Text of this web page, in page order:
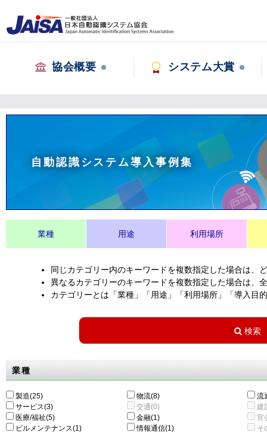
協会概要 システム大賞
自動認識システム導入事例集
業種 用途 利用場所
同じカテゴリー内のキーワードを複数指定した場合は、
異なるカテゴリーのキーワードを複数指定した場合は、
カテゴリーとは「業種」「用途」「利用場所」「導入目
業種
製造(25) 物流(8)
流
サービス(3)
交通(0)
建
医療/福祉(5)
金融(1)
官
ビルメンテナンス(1)
情報通信(1) そ